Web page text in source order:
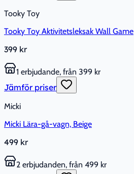
Tooky Toy
Tooky Toy Aktivitetsleksak Wall Game
399 kr
1 erbjudande, från 399 kr
Jämför priser
Micki
Micki Lära-gå-vagn, Beige
499 kr
2 erbjudanden, från 499 kr